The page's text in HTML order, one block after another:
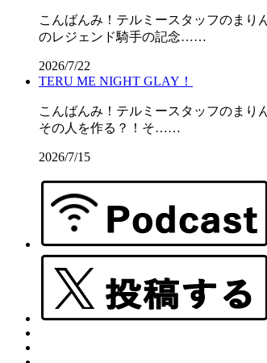
こんばんみ！テルミースタッフのまり
のレジェンド騎手の記念……
2026/7/22
TERU ME NIGHT GLAY！
こんばんみ！テルミースタッフのまり
その人を作る？！そ……
2026/7/15